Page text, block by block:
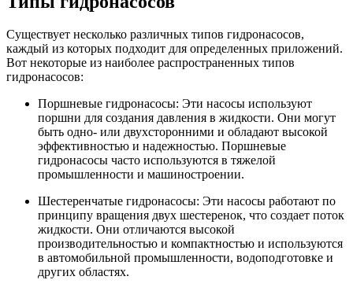
Существует несколько различных типов гидронасосов,
каждый из которых подходит для определенных приложений.
Вот некоторые из наиболее распространенных типов
гидронасосов:
Поршневые гидронасосы: Эти насосы используют
поршни для создания давления в жидкости. Они могут
быть одно- или двухсторонними и обладают высокой
эффективностью и надежностью. Поршневые
гидронасосы часто используются в тяжелой
промышленности и машиностроении.
Шестеренчатые гидронасосы: Эти насосы работают по
принципу вращения двух шестеренок, что создает поток
жидкости. Они отличаются высокой
производительностью и компактностью и используются
в автомобильной промышленности, водоподготовке и
других областях.